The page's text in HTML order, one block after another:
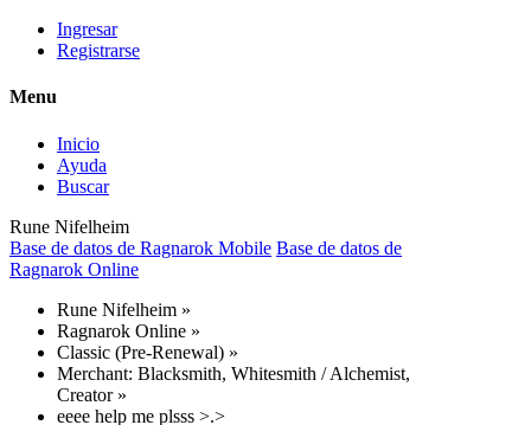
Ingresar
Registrarse
Menu
Inicio
Ayuda
Buscar
Rune Nifelheim
Base de datos de Ragnarok Mobile Base de datos de
Ragnarok Online
Rune Nifelheim »
Ragnarok Online »
Classic (Pre-Renewal) »
Merchant: Blacksmith, Whitesmith / Alchemist,
Creator»
eeee help me plsss >.>